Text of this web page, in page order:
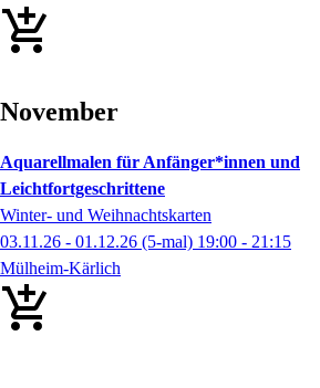
November
Aquarellmalen für Anfänger*innen und
Leichtfortgeschrittene
Winter- und Weihnachtskarten
03.11.26 - 01.12.26 (5-mal) 19:00 - 21:15
Mülheim-Kärlich